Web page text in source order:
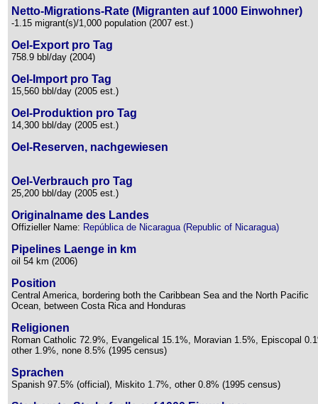
Netto-Migrations-Rate (Migranten auf 1000 Einwohner)
-1.15 migrant(s)/1,000 population (2007 est.)
Oel-Export pro Tag
758.9 bbl/day (2004)
Oel-Import pro Tag
15,560 bbl/day (2005 est.)
Oel-Produktion pro Tag
14,300 bbl/day (2005 est.)
Oel-Reserven, nachgewiesen
Oel-Verbrauch pro Tag
25,200 bbl/day (2005 est.)
Originalname des Landes
Offizieller Name: República de Nicaragua (Republic of Nicaragua)
Pipelines Laenge in km
oil 54 km (2006)
Position
Central America, bordering both the Caribbean Sea and the North Pacific
Ocean, between Costa Rica and Honduras
Religionen
Roman Catholic 72.9%, Evangelical 15.1%, Moravian 1.5%, Episcopal
other 1.9%, none 8.5% (1995 census)
Sprachen
Spanish 97.5% (official), Miskito 1.7%, other 0.8% (1995 census)